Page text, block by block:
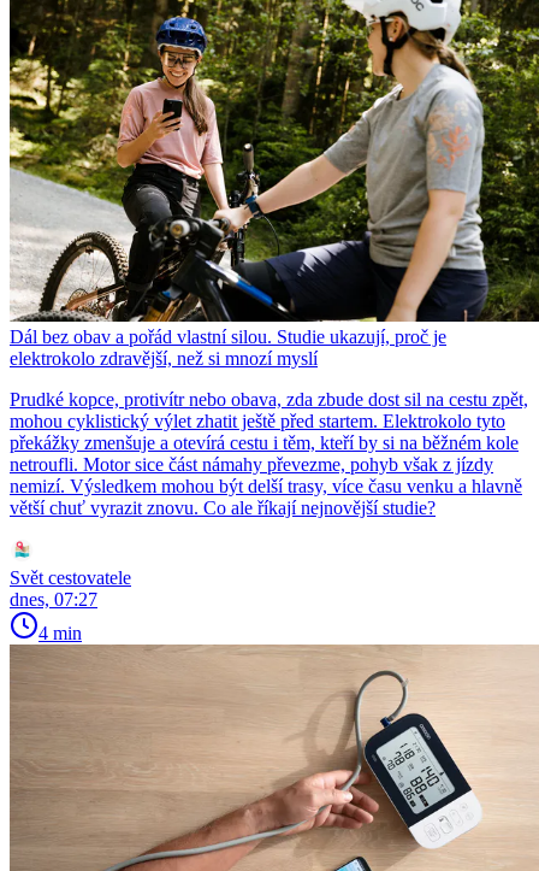
Dál bez obav a pořád vlastní silou. Studie ukazují, proč je
elektrokolo zdravější, než si mnozí myslí
Prudké kopce, protivítr nebo obava, zda zbude dost sil na cestu zpět,
mohou cyklistický výlet zhatit ještě před startem. Elektrokolo tyto
překážky zmenšuje a otevírá cestu i těm, kteří by si na běžném kole
netroufli. Motor sice část námahy převezme, pohyb však z jízdy
nemizí. Výsledkem mohou být delší trasy, více času venku a hlavně
větší chuť vyrazit znovu. Co ale říkají nejnovější studie?
Svět cestovatele
dnes, 07:27
4 min